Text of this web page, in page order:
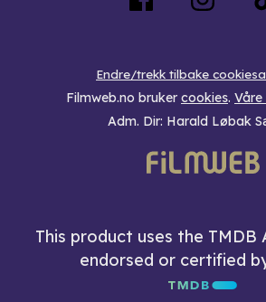
Endre/trekk tilbake
Filmweb.no bruker cookies. Våre
Adm. Dir: Harald Løbak
This product uses the TMDB
endorsed or certified